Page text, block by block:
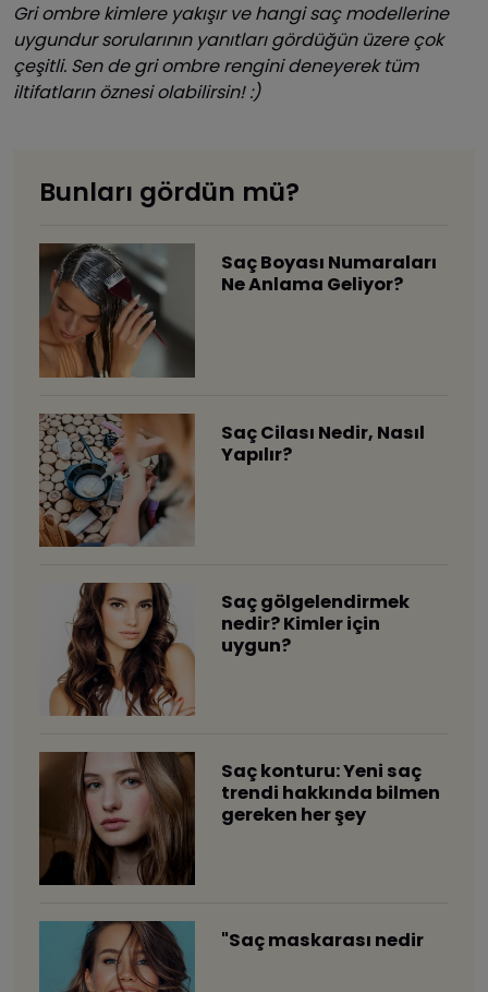
Gri ombre kimlere yakışır ve hangi saç modellerine
uygundur sorularının yanıtları gördüğün üzere çok
çeşitli. Sen de gri ombre rengini deneyerek tüm
iltifatların öznesi olabilirsin! :)
Bunları gördün mü?
Saç Boyası Numaraları
Ne Anlama Geliyor?
Saç Cilası Nedir, Nasıl
Yapılır?
Saç gölgelendirmek
nedir? Kimler için
uygun?
Saç konturu: Yeni saç
trendi hakkında bilmen
gereken her şey
"Saç maskarası nedir